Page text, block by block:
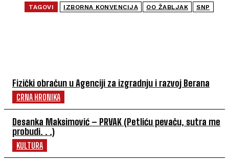
Fizički obračun u Agenciji za izgradnju i razvoj Berana
CRNA HRONIKA
Desanka Maksimović – PRVAK (Petliću pevaču, sutra me
probudi. . .)
KULTURA
TAGOVI IZBORNA KONVENCIJA OO ŽABLJAK SNP